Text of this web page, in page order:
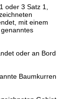
oder 3 Satz 1,
mit einem
oder an Bord
Baumkurren